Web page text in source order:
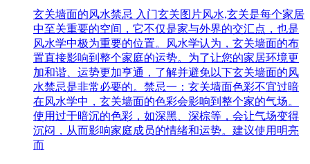
玄关墙面的风水禁忌 入门玄关图片风水,玄关是每个家居
中至关重要的空间，它不仅是家与外界的交汇点，也是
风水学中极为重要的位置。风水学认为，玄关墙面的布
置直接影响到整个家庭的运势。为了让您的家居环境更
加和谐、运势更加亨通，了解并避免以下玄关墙面的风
水禁忌是非常必要的。禁忌一：玄关墙面色彩不宜过暗
在风水学中，玄关墙面的色彩会影响到整个家的气场。
使用过于暗沉的色彩，如深黑、深棕等，会让气场变得
沉闷，从而影响家庭成员的情绪和运势。建议使用明亮
而